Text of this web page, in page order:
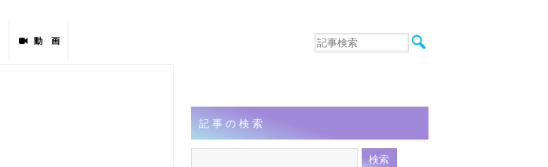
動 画
音楽
連載
フォト
記事の検索